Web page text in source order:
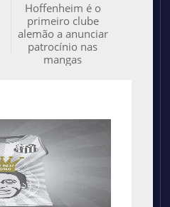
Hoffenheim é o
primeiro clube
alemão a anunciar
patrocínio nas
mangas